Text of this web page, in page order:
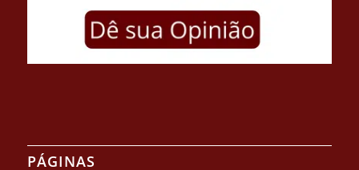
PÁGINAS